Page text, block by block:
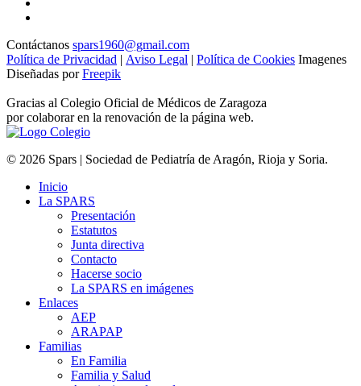
Contáctanos spars1960@gmail.com
Política de Privacidad | Aviso Legal | Política de Cookies Imagenes
Diseñadas porFreepik
Gracias al Colegio Oficial de Médicos de Zaragoza
por colaborar en la renovación de la página web.
© 2026 Spars | Sociedad de Pediatría de Aragón, Rioja y Soria.
Inicio
La SPARS
Presentación
Estatutos
Junta directiva
Contacto
Hacerse socio
La SPARS en imágenes
Enlaces
AEP
ARAPAP
Familias
En Familia
Familia y Salud